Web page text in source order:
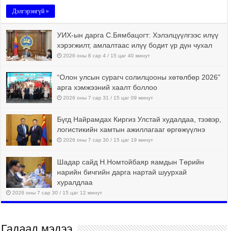
Дэлгэрэнгүй »
УИХ-ын дарга С.Бямбацогт: Хэлэлцүүлгээс илүү
хэрэгжилт, амлалтаас илүү бодит үр дүн чухал
2026 оны 8 сар 4 / 15 цаг 40 минут
“Олон улсын сурагч солилцооны хөтөлбөр 2026”
арга хэмжээний хаалт боллоо
2026 оны 7 сар 31 / 15 цаг 09 минут
Бүгд Найрамдах Киргиз Улстай худалдаа, тээвэр,
логистикийн хамтын ажиллагааг өргөжүүлнэ
2026 оны 7 сар 30 / 15 цаг 19 минут
Шадар сайд Н.Номтойбаяр яамдын Төрийн
нарийн бичгийн дарга нартай шуурхай
хуралдлаа
2026 оны 7 сар 30 / 15 цаг 12 минут